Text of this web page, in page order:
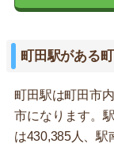
町田駅がある
町田駅は町田市
市になります。
は430,385人、駅